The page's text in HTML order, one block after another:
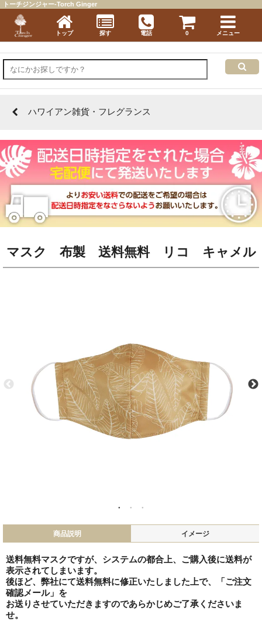
ハワイアン雑貨・フレグランス
マスク 布製 送料無料 リコ キャメル
商品説明 イメージ
送料無料マスクですが、システムの都合上、ご購入後に送料が
表示されてしまいます。
後ほど、弊社にて送料無料に修正いたしました上で、「ご注文
確認メール」を
お送りさせていただきますのであらかじめご了承くださいま
せ。
トーチジンジャー-Torch Ginger
トップ 探す 電話 0 メニュー